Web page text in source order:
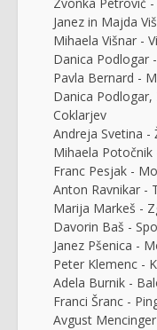
Janez in Majda
Mihaela Višnar -
Danica Podlogar
Pavla Bernard -
Danica
Coklarjev
Andreja Svetina -
Mihaela Potočnik
Franc Pesjak -
Anton Ravnikar -
Marija Markeš -
Davorin Baš -
Janez Pšenica -
Peter Klemenc -
Adela Burnik -
Franci Šranc -
Avgust